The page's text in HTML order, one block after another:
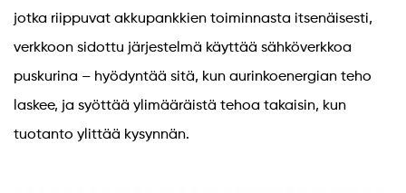
jotka riippuvat akkupankkien toiminnasta itsenäisesti,
verkkoon sidottu järjestelmä käyttää sähköverkkoa
puskurina – hyödyntää sitä, kun aurinkoenergian teho
laskee, ja syöttää ylimääräistä tehoa takaisin, kun
tuotanto ylittää kysynnän.